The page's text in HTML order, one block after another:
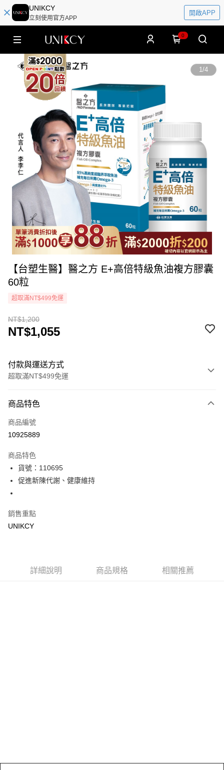
UNIKCY
立刻使用官方APP
開啟APP
0
1/4
【台塑生醫】醫之方 E+高倍特級魚油複方膠囊
60粒
超取滿NT$499免運
NT$1,200
NT$1,055
付款與運送方式
超取滿NT$499免運
icash Pay
信用卡一次付款
LINE Pay
Apple Pay
商品特色
商品編號
10925889
商品特色
貨號：110695
促進新陳代謝、健康維持
銷售重點
UNIKCY
詳細說明 商品規格 相關推薦